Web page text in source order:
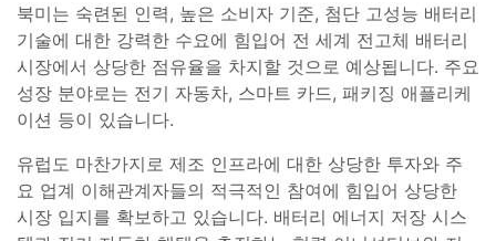
북미는 숙련된 인력, 높은 소비자 기준, 첨단 고성능 배터리
기술에 대한 강력한 수요에 힘입어 전 세계 전고체 배터리
시장에서 상당한 점유율을 차지할 것으로 예상됩니다. 주요
성장 분야로는 전기 자동차, 스마트 카드, 패키징 애플리케
이션 등이 있습니다.
유럽도 마찬가지로 제조 인프라에 대한 상당한 투자와 주
요 업계 이해관계자들의 적극적인 참여에 힘입어 상당한
시장 입지를 확보하고 있습니다. 배터리 에너지 저장 시스